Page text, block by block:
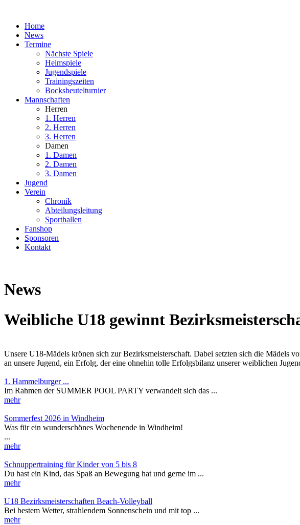
Home
News
Termine
Nächste Spiele
Heimspiele
Jugendspiele
Trainingszeiten
Bocksbeutelturnier
Mannschaften
Herren
1. Herren
2. Herren
3. Herren
Damen
1. Damen
2. Damen
3. Damen
Jugend
Verein
Chronik
Abteilungsleitung
Sporthallen
Fanshop
Sponsoren
Kontakt
News
Weibliche U18 gewinnt
Unsere U18-Mädels krönen sich zur Bezirksmeisterschaft. Dabei setzten sich die Mädels
an unsere Jugend, ein Erfolg, der eine ohnehin tolle Erfolgsbilanz unserer weiblichen
1. Hammelburger ...
Im Rahmen der SUMMER POOL PARTY verwandelt sich das ...
mehr
Sommerfest 2026 in Windheim
Was für ein wunderschönes Wochenende in Windheim!
...
mehr
Schnuppertraining für Kinder von 5 bis 8
Du hast ein Kind, das Spaß an Bewegung hat und gerne im ...
mehr
U18 Bezirksmeisterschaften Beach-Volleyball
Bei bestem Wetter, strahlendem Sonnenschein und mit top ...
mehr